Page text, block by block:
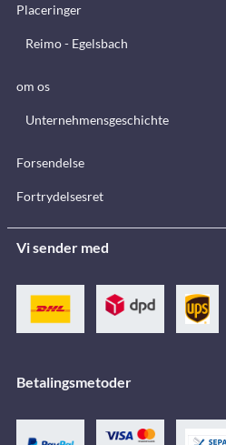
Placeringer
Reimo - Egelsbach
om os
Unternehmensgeschichte
Forsendelse
Fortrydelsesret
Vi sender med
Betalingsmetoder